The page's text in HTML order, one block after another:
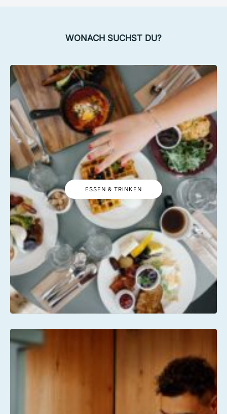
WONACH SUCHST DU?
ESSEN & TRINKEN